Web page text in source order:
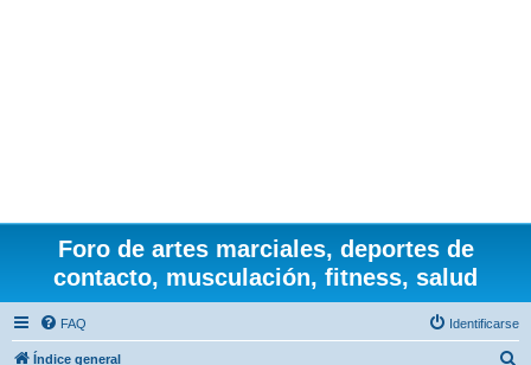
Foro de artes marciales, deportes de
contacto, musculación, fitness, salud
FAQ Identificarse
Índice general